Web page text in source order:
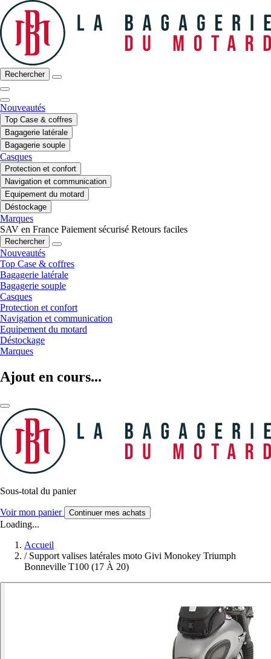
Rechercher
Nouveautés
Top Case & coffres
Bagagerie latérale
Bagagerie souple
Casques
Protection et confort
Navigation et communication
Equipement du motard
Déstockage
Marques
SAV en France Paiement sécurisé Retours faciles
Rechercher
Nouveautés
Top Case & coffres
Bagagerie latérale
Bagagerie souple
Casques
Protection et confort
Navigation et communication
Equipement du motard
Déstockage
Marques
Ajout en cours...
Sous-total du panier
Voir mon panier Continuer mes achats
Loading...
Accueil
/ Support valises latérales moto Givi Monokey Triumph
Bonneville T100 (17 À 20)